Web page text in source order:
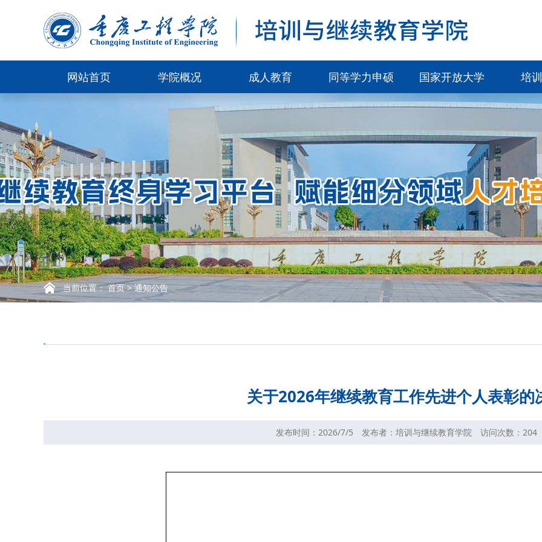
网站首页 学院概况 成人教育 同等学力申硕 国家开放大学 培
当前位置：首页>通知公告
关于2026年继续教育工作先进个人表彰的
发布时间：2026/7/5 发布者：培训与继续教育学院 访问次数： 204